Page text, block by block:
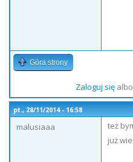
Góra strony
Zaloguj sięalbo
pt., 28/11/2014 - 16:58
malusiaaa
też
już